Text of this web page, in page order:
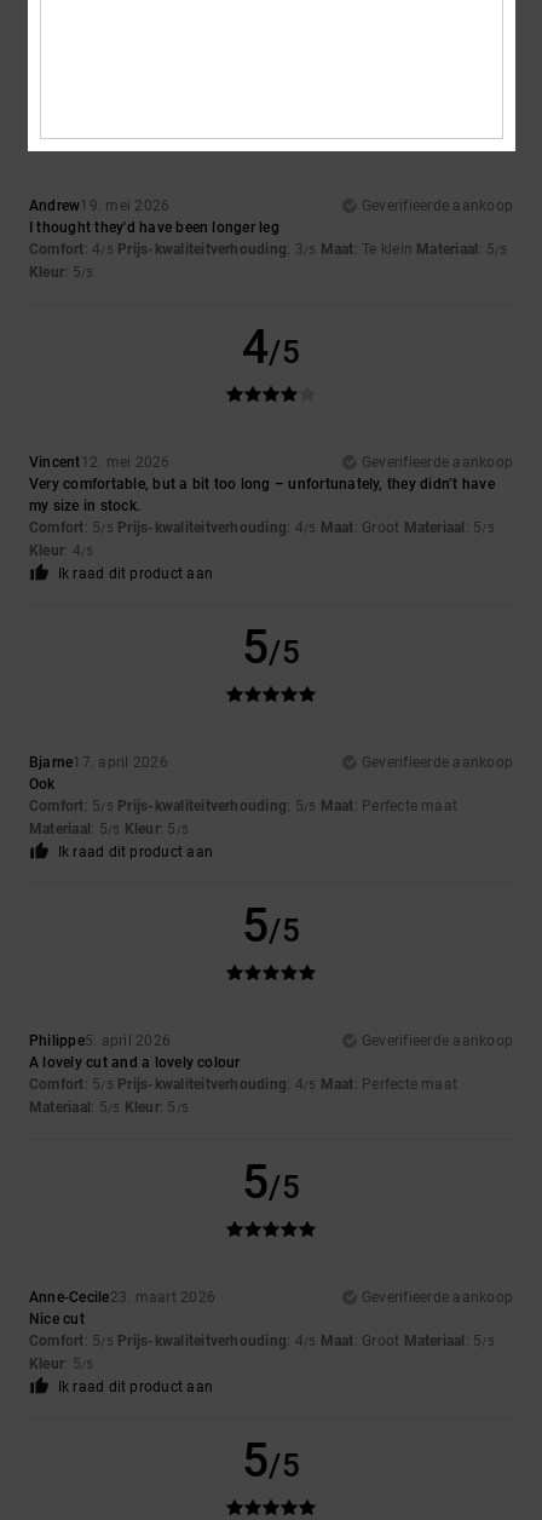
Andrew19. mei 2026
Geverifieerde aankoop
I thought they'd have been longer leg
Comfort: 4/5 Prijs-kwaliteitverhouding: 3/5 Maat: Te klein Materiaal : 5/5
Kleur: 5/5
4/5
Vincent12. mei 2026
Geverifieerde aankoop
Very comfortable, but a bit too long – unfortunately, they didn’t have
my size in stock.
Comfort: 5/5 Prijs-kwaliteitverhouding: 4/5 Maat: Groot Materiaal : 5/5
Kleur: 4/5
Ik raad dit product aan
5/5
Bjarne17. april 2026
Geverifieerde aankoop
Ook
Comfort: 5/5 Prijs-kwaliteitverhouding: 5/5 Maat: Perfecte maat
Materiaal : 5/5 Kleur: 5 /5
Ik raad dit product aan
5/5
Philippe5. april 2026
Geverifieerde aankoop
A lovely cut and a lovely colour
Comfort: 5/5 Prijs-kwaliteitverhouding: 4/5 Maat: Perfecte maat
Materiaal : 5/5 Kleur: 5 /5
5/5
Anne-Cecile23. maart 2026
Geverifieerde aankoop
Nice cut
Comfort: 5/5 Prijs-kwaliteitverhouding: 4/5 Maat: Groot Materiaal : 5/5
Kleur: 5/5
Ik raad dit product aan
5/5